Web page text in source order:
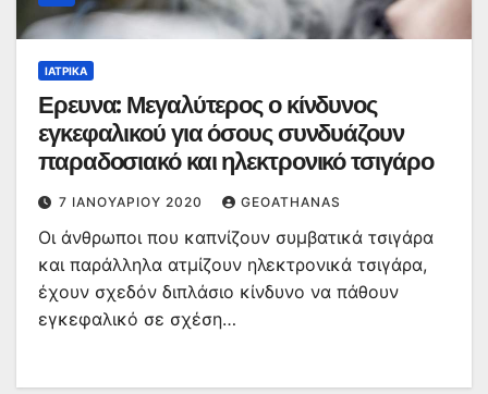
ΙΑΤΡΙΚΆ
Ερευνα: Μεγαλύτερος ο κίνδυνος
εγκεφαλικού για όσους συνδυάζουν
παραδοσιακό και ηλεκτρονικό τσιγάρο
7 ΙΑΝΟΥΑΡΊΟΥ 2020 GEOATHANAS
Οι άνθρωποι που καπνίζουν συμβατικά τσιγάρα
και παράλληλα ατμίζουν ηλεκτρονικά τσιγάρα,
έχουν σχεδόν διπλάσιο κίνδυνο να πάθουν
εγκεφαλικό σε σχέση…